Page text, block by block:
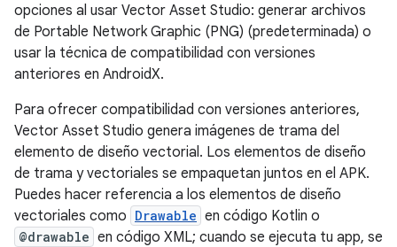
opciones al usar Vector Asset Studio: generar archivos
de Portable Network Graphic (PNG) (predeterminada) o
usar la técnica de compatibilidad con versiones
anteriores en AndroidX.
Para ofrecer compatibilidad con versiones anteriores,
Vector Asset Studio genera imágenes de trama del
elemento de diseño vectorial. Los elementos de diseño
de trama y vectoriales se empaquetan juntos en el APK.
Puedes hacer referencia a los elementos de diseño
vectoriales como Drawable en código Kotlin o
@drawable en código XML; cuando se ejecuta tu app, se